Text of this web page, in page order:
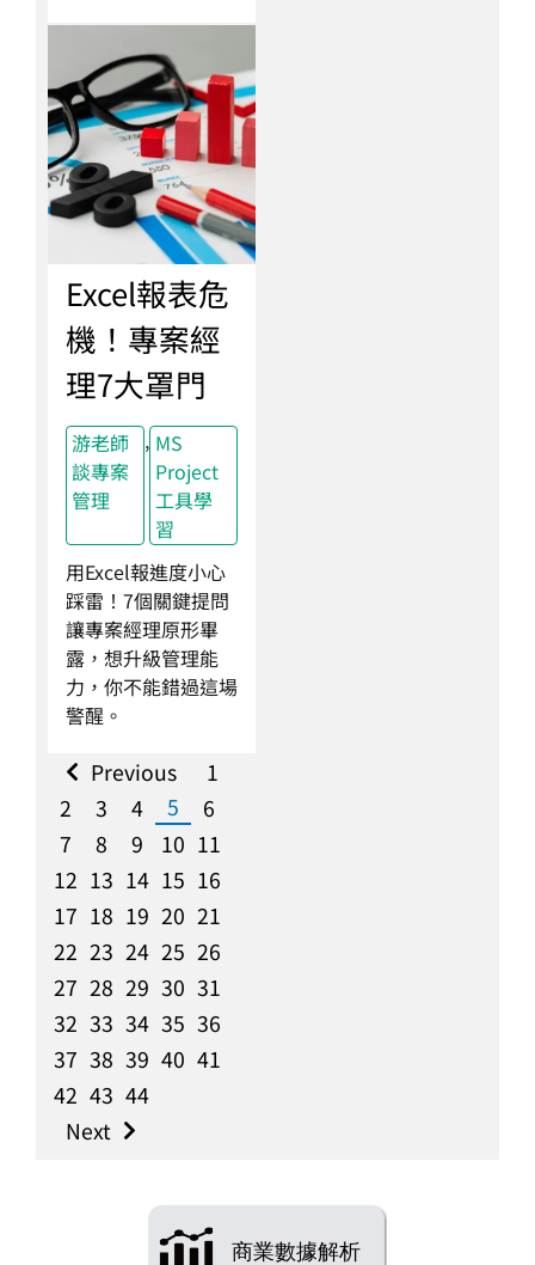
Excel報表危
機！專案經
理7大罩門
游老師
談專案
管理
, MS
Project
工具學
習
用Excel報進度小心
踩雷！7個關鍵提問
讓專案經理原形畢
露，想升級管理能
力，你不能錯過這場
警醒。
Previous
1
2
3 4 5
6
7
8 9 10 11
12 13 14 15 16
17 18 19 20 21
22 23 24 25 26
27 28 29 30 31
32 33 34 35 36
37 38 39 40 41
42 43 44
Next